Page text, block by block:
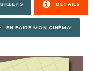
BILLETS DÉTAILS
EN FAIRE MON CINÉMA!